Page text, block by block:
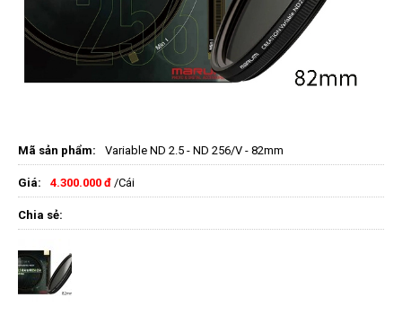
Mã sản phẩm: Variable ND 2.5 - ND 256/V - 82mm
Giá: 4.300.000 đ /Cái
Chia sẻ: